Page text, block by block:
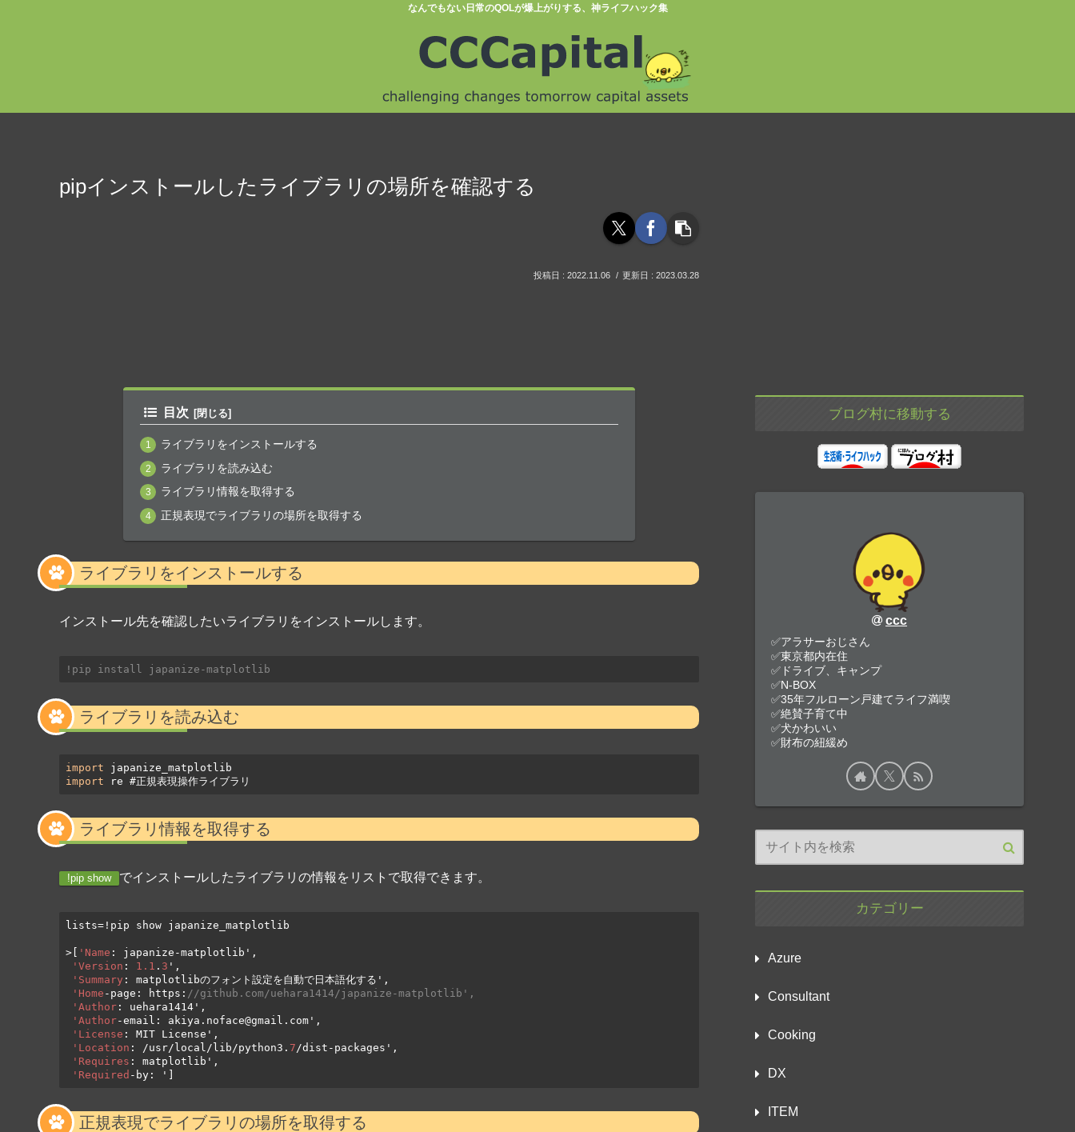
なんでもない日常のQOLが爆上がりする、神ライフハック集
pipインストールしたライブラリの場所を確認する
2022.11.06 2023.03.28
目次
ライブラリをインストールする
ライブラリを読み込む
ライブラリ情報を取得する
正規表現でライブラリの場所を取得する
ライブラリをインストールする
インストール先を確認したいライブラリをインストールします。
!pip install japanize-matplotlib
ライブラリを読み込む
import
import re #正規表現操作ライブラリ
ライブラリ情報を取得する
!pip show でインストールしたライブラリの情報をリストで取得できます。
lists=!pip show japanize_matplotlib
>[ 'Name : japanize-matplotlib',
'Version : 1.1 . 3 ',
'Summary : matplotlibのフォント設定を自動で日本語化する',
'Home -page: https: //github.com/uehara1414/japanize-matplotlib',
'Author : uehara1414',
'Author-email: akiya.noface@gmail.com',
'License : MIT License',
'Location : /usr/local/lib/python3. 7/dist-packages',
'Requires : matplotlib',
'Required -by: ']
正規表現でライブラリの場所を取得する
ブログ村に移動する
ccc
✅アラサーおじさん
✅東京都内在住
✅ドライブ、キャンプ
✅N-BOX
✅35年フルローン戸建てライフ満喫
✅絶賛子育て中
✅犬かわいい
✅財布の紐緩め
カテゴリー
Azure
Consultant
Cooking
DX
ITEM